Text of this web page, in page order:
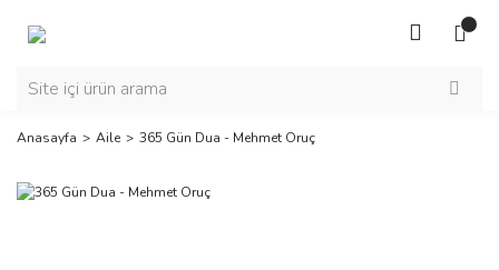
Anasayfa Aile 365 Gün Dua - Mehmet Oruç